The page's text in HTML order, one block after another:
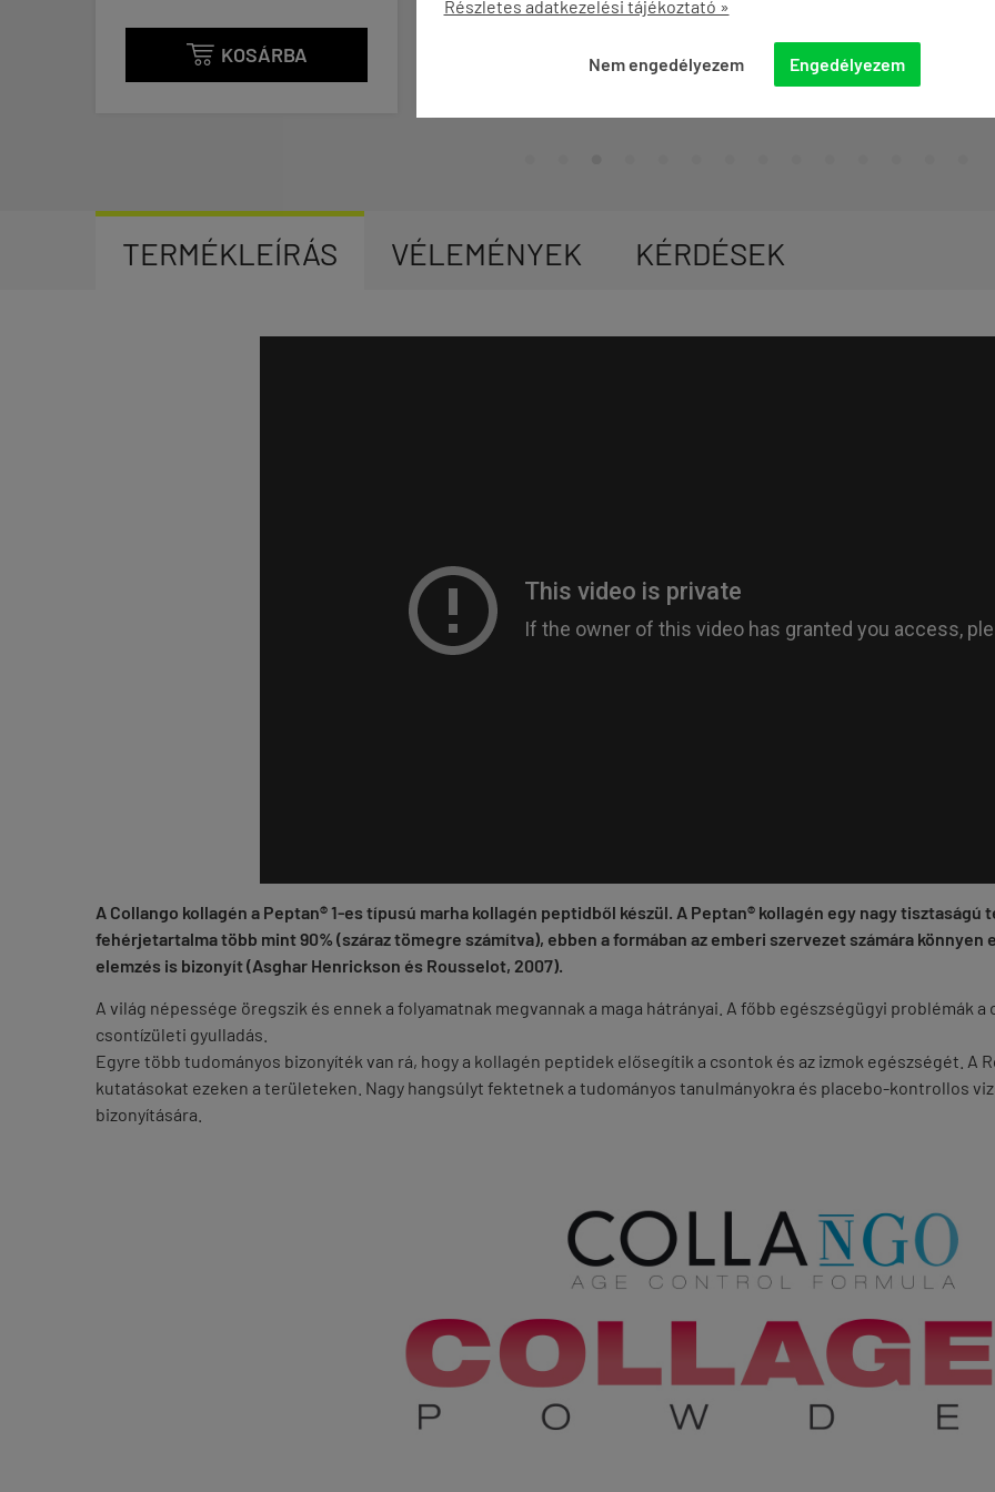
Részletes adatkezelési tájékoztató »
Nem engedélyezem Engedélyezem
KOSÁRBA
TERMÉKLEÍRÁS VÉLEMÉNYEK KÉRDÉSEK
A Collango kollagén a Peptan® 1-es típusú marha kollagén peptidből készül. A Peptan® kollagén egy nagy
fehérjetartalma több mint 90% (száraz tömegre számítva), ebben a formában az emberi szervezet számára
elemzés is bizonyít (Asghar Henrickson és Rousselot, 2007).
A világ népessége öregszik és ennek a folyamatnak megvannak a maga hátrányai. A főbb egészségügyi problémák
csontízületi gyulladás.
Egyre több tudományos bizonyíték van rá, hogy a kollagén peptidek elősegítik a csontok és az izmok egészségét.
kutatásokat ezeken a területeken. Nagy hangsúlyt fektetnek a tudományos tanulmányokra és placebo-kontrollos
bizonyítására.